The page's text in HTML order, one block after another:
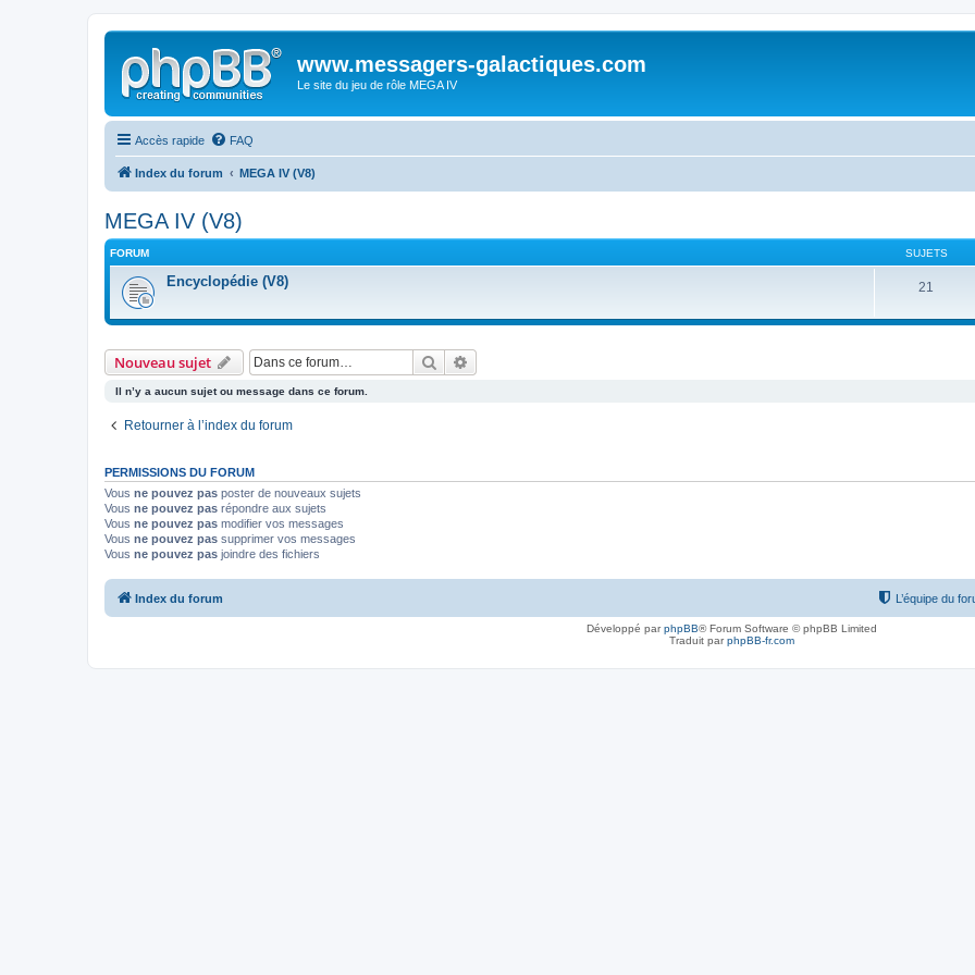
www.messagers-galactiques.com
Le site du jeu de rôle MEGA IV
Accès rapide FAQ
Index du forum MEGA IV (V8)
MEGA IV (V8)
FORUM SUJETS
Encyclopédie (V8) 21
Nouveau sujet Rechercher
Il n’y a aucun sujet ou message dans ce forum.
Retourner à l’index du forum
PERMISSIONS DU FORUM
Vous ne pouvez pas poster de nouveaux sujets
Vous ne pouvez pas répondre aux sujets
Vous ne pouvez pas modifier vos messages
Vous ne pouvez pas supprimer vos messages
Vous ne pouvez pas joindre des fichiers
Index du forum L’équipe du
Développé parphpBB® Forum Software © phpBB Limited
Traduit parphpBB-fr.com